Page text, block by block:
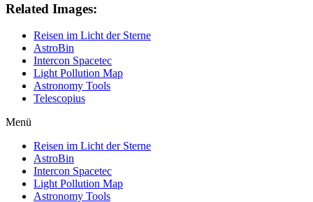
Related Images:
Reisen im Licht der Sterne
AstroBin
Intercon Spacetec
Light Pollution Map
Astronomy Tools
Telescopius
Menü
Reisen im Licht der Sterne
AstroBin
Intercon Spacetec
Light Pollution Map
Astronomy Tools